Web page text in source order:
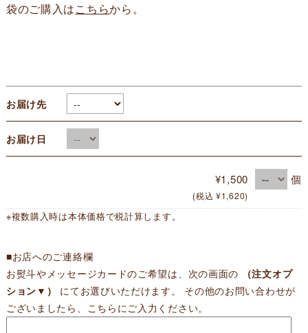
袋のご購入はこちらから。
お届け先
お届け日
¥1,500
(税込 ¥1,620)
個
※複数購入時は本体価格で税計算します。
■お店へのご連絡欄
お熨斗やメッセージカードのご希望は、次の画面の
（注文オプ
ション▼）
にてお選びいただけます。 その他のお問い合わせが
ございましたら、こちらにご入力ください。